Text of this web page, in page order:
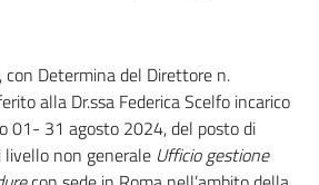
Determina del Direttore n.
alla Dr.ssa Federica Scelfo incarico
01- 31 agosto 2024, del posto di
livello non generale Ufficio gestione